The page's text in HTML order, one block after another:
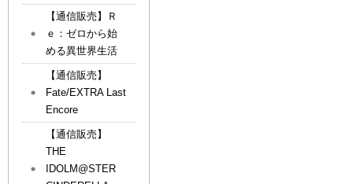
【通信販売】Ｒ
ｅ：ゼロから始
める異世界生活
【通信販売】
Fate/EXTRA Last
Encore
【通信販売】
THE
IDOLM@STER